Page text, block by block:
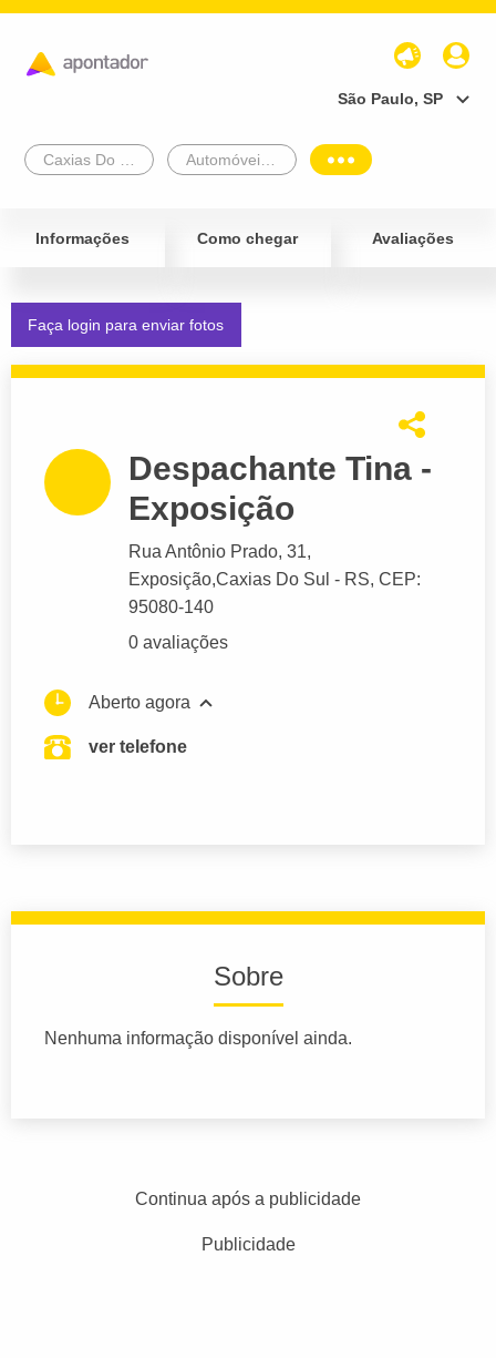
São Paulo, SP
Informações Como chegar Avaliações
Faça login para enviar fotos
Despachante Tina -
Exposição
Rua Antônio Prado, 31,
Exposição,Caxias Do Sul - RS, CEP:
95080-140
0 avaliações
Aberto agora
ver telefone
Sobre
Nenhuma informação disponível ainda.
Continua após a publicidade
Publicidade